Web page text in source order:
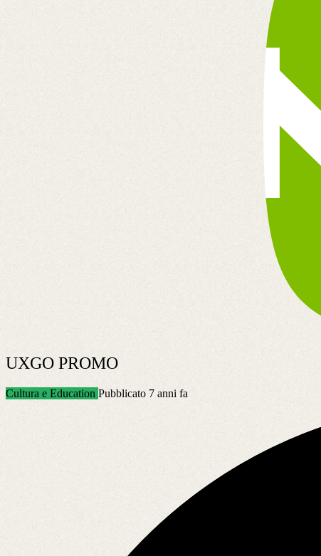
UXGO PROMO
Cultura e Education Pubblicato 7 anni fa